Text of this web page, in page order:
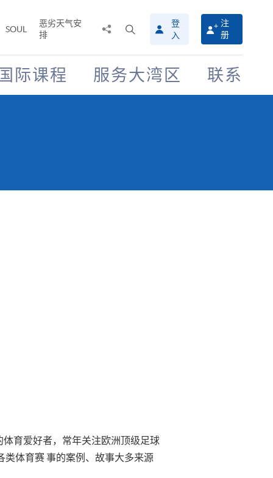
SOUL
恶劣天气安
排
搜
寻
介
面
登
入
注
册
国际课程 服务大湾区 联系
育爱好者，常年关注欧洲顶级足球
体育赛 事的案例、故事大多来源